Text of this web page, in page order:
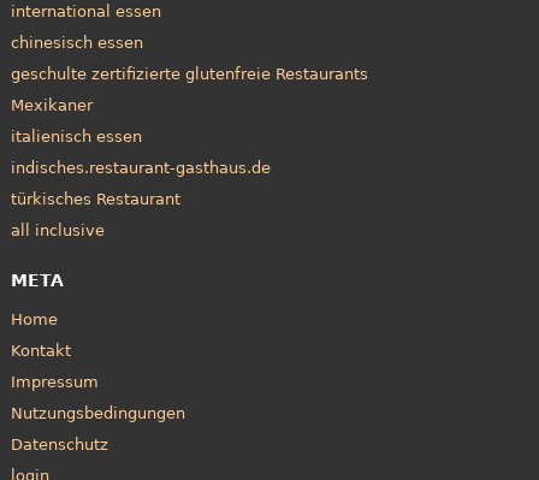
international essen
chinesisch essen
geschulte zertifizierte glutenfreie Restaurants
Mexikaner
italienisch essen
indisches.restaurant-gasthaus.de
türkisches Restaurant
all inclusive
META
Home
Kontakt
Impressum
Nutzungsbedingungen
Datenschutz
login